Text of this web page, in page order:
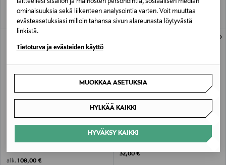
laitteellesi sisällön ja mainosten personointia, sosiaalisen median
ominaisuuksia sekä liikenteen analysointia varten. Voit muuttaa
evästeasetuksiasi milloin tahansa sivun alareunasta löytyvästä
linkistä.
Tietoturva ja evästeiden käyttö
MUOKKAA ASETUKSIA
HYLKÄÄ KAIKKI
HYVÄKSY KAIKKI
Marmorinen design ruokakulho -
alk. Original Price
108,00 €
STHLM DOGSPA
Sensitive turkinhoitoaine
Original Price
32,00 €